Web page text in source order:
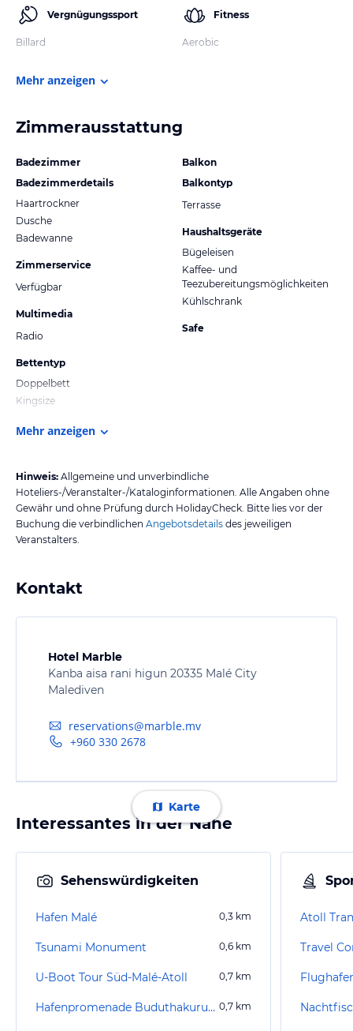
Vergnügungssport
Billard
Fitness
Aerobic
Mehr anzeigen
Zimmerausstattung
Badezimmer
Badezimmerdetails
Haartrockner
Dusche
Badewanne
Zimmerservice
Verfügbar
Multimedia
Radio
Bettentyp
Doppelbett
Kingsize
Balkon
Balkontyp
Terrasse
Haushaltsgeräte
Bügeleisen
Kaffee- und
Teezubereitungsmöglichkeiten
Kühlschrank
Safe
Mehr anzeigen
Hinweis: Allgemeine und unverbindliche
Hoteliers-/Veranstalter-/Kataloginformationen. Alle Angaben ohne
Gewähr und ohne Prüfung durch HolidayCheck. Bitte lies vor der
Buchung die verbindlichen Angebotsdetails des jeweiligen
Veranstalters.
Kontakt
Hotel Marble
Kanba aisa rani higun 20335 Malé City
Malediven
reservations@marble.mv
+960 330 2678
Karte
Interessantes in der Nähe
Sehenswürdigkeiten
Hafen Malé 0,3 km
Tsunami Monument 0,6 km
U-Boot Tour Süd-Malé-Atoll 0,7 km
Hafenpromenade Buduthakurufaanu Magu 0,7 km
Atoll
Travel